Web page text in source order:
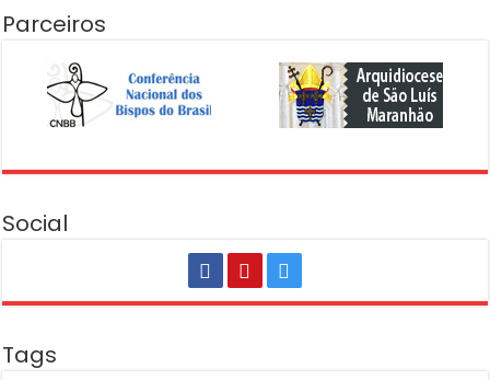
Parceiros
Social
Tags